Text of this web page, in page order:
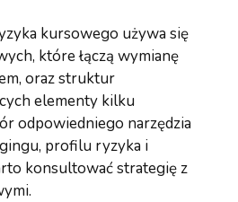
kursowego używa się
które łączą wymianę
oraz struktur
elementy kilku
odpowiedniego narzędzia
profilu ryzyka i
konsultować strategię z